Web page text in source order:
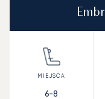
6-8